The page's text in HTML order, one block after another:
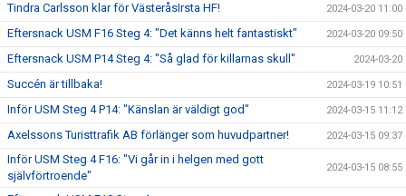
Tindra Carlsson klar för VästeråsIrsta HF! 2024-03-20 11:00
Eftersnack USM F16 Steg 4: "Det känns helt fantastiskt" 2024-03-20 09:50
Eftersnack USM P14 Steg 4: "Så glad för killarnas skull" 2024-03-20
Succén är tillbaka! 2024-03-19 10:51
Inför USM Steg 4 P14: "Känslan är väldigt god" 2024-03-15 11:12
Axelssons Turisttrafik AB förlänger som huvudpartner! 2024-03-15 09:37
Inför USM Steg 4 F16: "Vi går in i helgen med gott
självförtroende"
2024-03-15 08:55